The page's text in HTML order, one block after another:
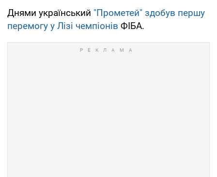
Днями український "Прометей" здобув першу
перемогу у Лізі чемпіонів ФІБА.